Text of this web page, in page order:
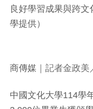
良好學習成果與跨
學提供）
商傳媒 ｜記者金政
中國文化大學114學